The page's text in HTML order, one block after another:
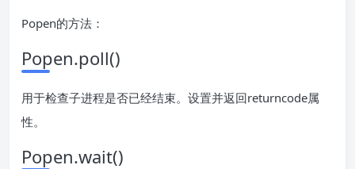
Popen的方法：
Popen.poll()
用于检查子进程是否已经结束。设置并返回returncode属
性。
Popen.wait()